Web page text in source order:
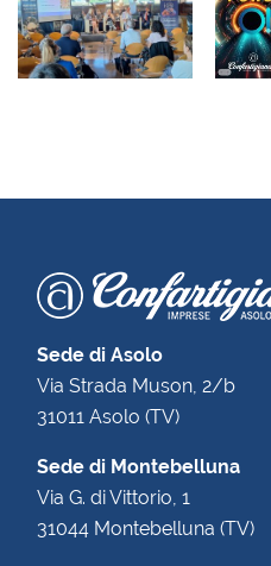
Sede di Asolo
Via Strada Muson, 2/b
31011 Asolo (TV)
Sede di Montebelluna
Via G. di Vittorio, 1
31044 Montebelluna (TV)